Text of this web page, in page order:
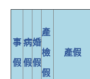
事
假
病
假
婚
假
產
檢
假
產假